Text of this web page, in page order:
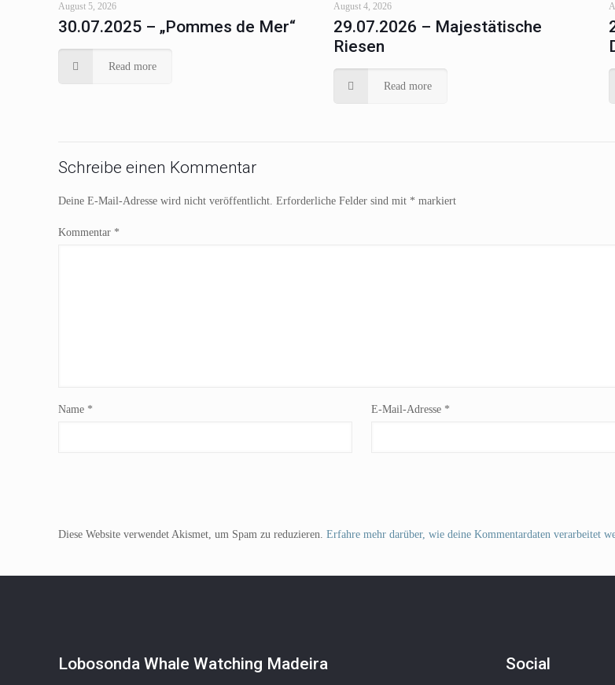
August 5, 2026
30.07.2025 – „Pommes de Mer“
Read more
August 4, 2026
29.07.2026 – Majestätische
Riesen
Read more
Schreibe einen Kommentar
Deine E-Mail-Adresse wird nicht veröffentlicht. Erforderliche Felder sind mit * markiert
Kommentar *
Name * E-Mail-Adresse *
Diese Website verwendet Akismet, um Spam zu reduzieren. Erfahre mehr darüber, wie deine Kommentardaten verarbeitet
Lobosonda Whale Watching Madeira Social